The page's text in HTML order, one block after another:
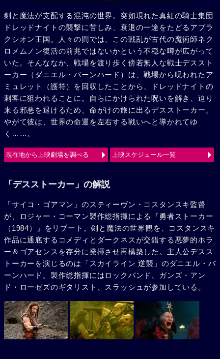
剣と魔法が支配する混沌の世界。突如現れた真紅の騎士集団
ドレッドナイトの襲撃に苦しみ、衰退の一途をたどるアブラ
クシオン王国。人々の間では、この戦乱が古代の魔術師ネク
ロメムノン復活の前兆ではないかという不穏な噂が広がって
いた。そんななか、戦場を渡り歩く傍若無人な戦士デススト
ーカー（ダニエル・バーンハード）は、戦場から呪われたア
ミュレット（護符）を回収したことから、ドレッドナイトの
刺客に狙われることに。自らにかけられた呪いを解き、迫り
来る邪悪を退けるため、命がけの旅に出るデスストーカー。
やがて彼は、世界の命運を左右する戦いへと導かれてゆ
く……。
現在地から上映劇場を調べる 上映スケジュール一覧
「デスストーカー」の解説
「サイコ・ゴアマン」のスティーヴン・コスタンスキ監督
が、ロジャー・コーマン製作総指揮による『勇者ストーカー
（1984）』をリブート。剣と魔法の世界観を、コスタンスキ
作品に通底するコメディとダークネスが交錯する悪夢的ホラ
ー＆ゴアセンスを存分に発揮させ再構築した。主人公デスス
トーカーを演じるのは「スカイライン 逆襲」のダニエル・バ
ーンハード。製作総指揮にはロックバンド、ガンズ・アン
ド・ローゼズのギタリスト、スラッシュが参加している。